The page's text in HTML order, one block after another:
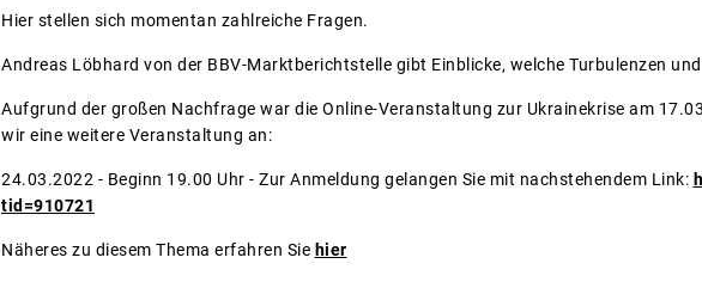
Hier stellen sich momentan zahlreiche Fragen.
Andreas Löbhard von der BBV-Marktberichtstelle gibt Einblicke, welche Turbulenzen
Aufgrund der großen Nachfrage war die Online-Veranstaltung zur Ukrainekrise am
wir eine weitere Veranstaltung an:
24.03.2022 - Beginn 19.00 Uhr - Zur Anmeldung gelangen Sie mit nachstehendem Link:
tid=910721
Näheres zu diesem Thema erfahren Sie hier